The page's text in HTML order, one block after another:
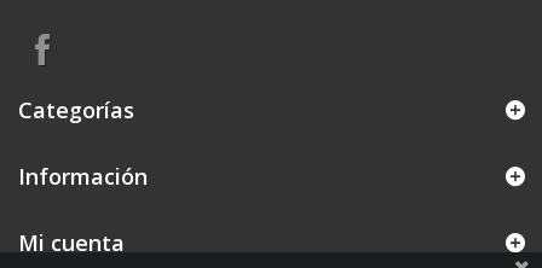
Categorías
Información
Mi cuenta